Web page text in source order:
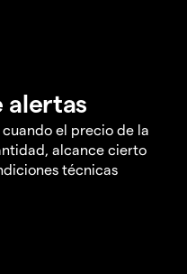
alertas
el precio de la
alcance cierto
técnicas